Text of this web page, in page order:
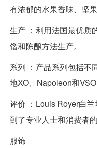
有浓郁的水果香味、坚
生产 ：利用法国最优质
馏和陈酿方法生产。
系列 ：产品系列包括不
地XO、Napoleon和
评价 ：Louis Royer白
到了专业人士和消费者的
服饰